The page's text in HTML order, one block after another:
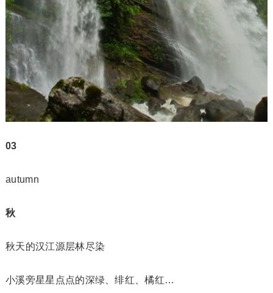
03
autumn
秋
秋天的汉江源层林尽染
小溪旁星星点点的深绿、绯红、橘红…